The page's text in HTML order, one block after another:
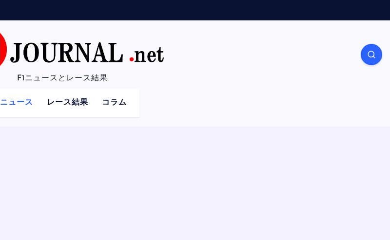
F1ニュースとレース結果
ニュース レース結果 コラム